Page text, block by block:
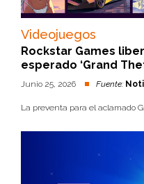
Videojuegos
Rockstar Games
esperado ‘Grand
Junio 25, 2026 Fuente:
La preventa para el aclamado